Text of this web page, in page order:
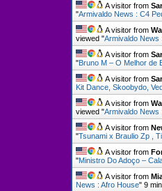
A visitor from
"Armivaldo News : C4
A visitor from
viewed "Armivaldo News
A visitor from
"Bruno M – O Melhor de
A visitor from
Kit Dance, Skoobydo,
A visitor from
viewed "Armivaldo News
A visitor from
"Tsunami x Braulio Zp ,
A visitor from
"Ministro Do Adoço –
A visitor from
News : Afro House" 9